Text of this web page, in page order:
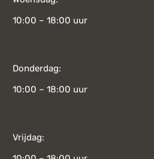
10:00 – 18:00 uur
Donderdag:
10:00 – 18:00 uur
Vrijdag: